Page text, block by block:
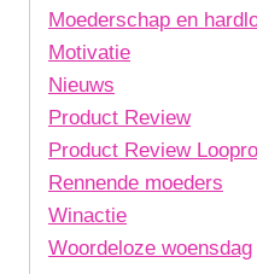
Moederschap en
Motivatie
Nieuws
Product Review
Product Review
Rennende moeders
Winactie
Woordeloze woensdag